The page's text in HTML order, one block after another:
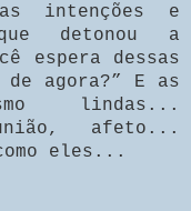
intenções e
detonou a
espera dessas
agora?” E as
lindas...
afeto...
eles...